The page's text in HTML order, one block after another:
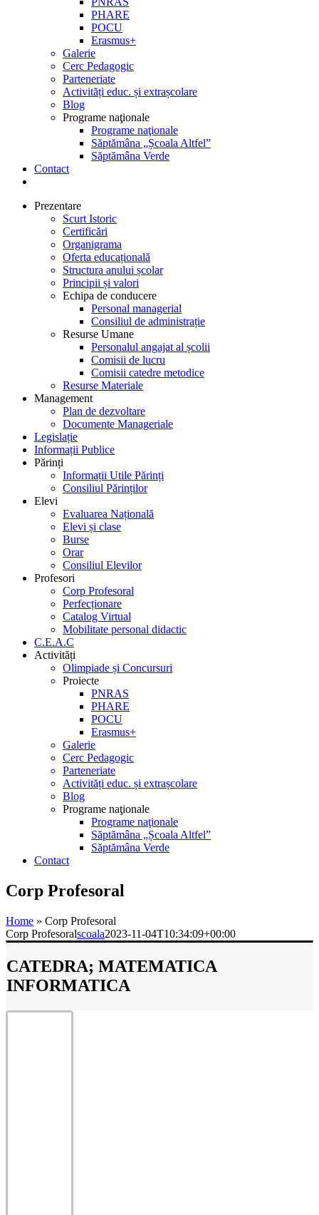
PHARE
POCU
Erasmus+
Galerie
Cerc Pedagogic
Parteneriate
Activități educ. și extrașcolare
Blog
Programe naţionale
Programe naţionale
Săptămâna „Școala Altfel”
Săptămâna Verde
Contact
Prezentare
Scurt Istoric
Certificări
Organigrama
Oferta educațională
Structura anului școlar
Principii și valori
Echipa de conducere
Personal managerial
Consiliul de administrație
Resurse Umane
Personalul angajat al școlii
Comisii de lucru
Comisii catedre metodice
Resurse Materiale
Management
Plan de dezvoltare
Documente Manageriale
Legislație
Informații Publice
Părinți
Informații Utile Părinți
Consiliul Părinților
Elevi
Evaluarea Națională
Elevi și clase
Burse
Orar
Consiliul Elevilor
Profesori
Corp Profesoral
Perfecționare
Catalog Virtual
Mobilitate personal didactic
C.E.A.C
Activități
Olimpiade și Concursuri
Proiecte
PNRAS
PHARE
POCU
Erasmus+
Galerie
Cerc Pedagogic
Parteneriate
Activități educ. și extrașcolare
Blog
Programe naţionale
Programe naţionale
Săptămâna „Școala Altfel”
Săptămâna Verde
Contact
Corp Profesoral
Home » Corp Profesoral
Corp Profesoralscoala2023-11-04T10:34:09+00:00
CATEDRA; MATEMATICA
INFORMATICA